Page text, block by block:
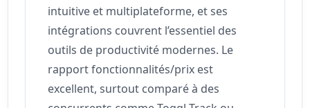
intuitive et multiplateforme, et ses
intégrations couvrent l’essentiel des
outils de productivité modernes. Le
rapport fonctionnalités/prix est
excellent, surtout comparé à des